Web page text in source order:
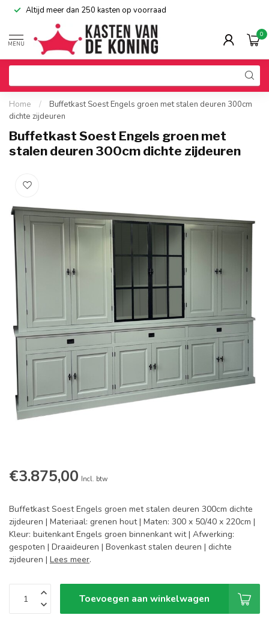
Altijd meer dan 250 kasten op voorraad
MENU
0
Home /
Buffetkast Soest Engels groen met stalen deuren 300cm
dichte zijdeuren
Buffetkast Soest Engels groen met
stalen deuren 300cm dichte zijdeuren
€3.875,00 Incl. btw
Buffetkast Soest Engels groen met stalen deuren 300cm dichte
zijdeuren | Materiaal: grenen hout | Maten: 300 x 50/40 x 220cm |
Kleur: buitenkant Engels groen binnenkant wit | Afwerking:
gespoten | Draaideuren | Bovenkast stalen deuren | dichte
zijdeuren | Lees meer.
Toevoegen aan winkelwagen